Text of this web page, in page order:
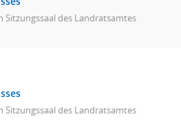
Sitzungssaal des Landratsamtes
Sitzungssaal des Landratsamtes